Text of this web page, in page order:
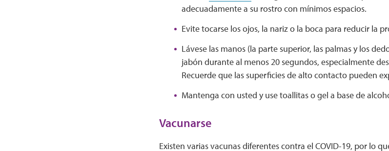
adecuadamente a su rostro con mínimos espacios.
Evite tocarse los ojos, la nariz o la boca para reducir la
Lávese las manos (la parte superior, las palmas y los
jabón durante al menos 20 segundos, especialmente
Recuerde que las superficies de alto contacto pueden
Mantenga con usted y use toallitas o gel a base de
Vacunarse
Existen varias vacunas diferentes contra el COVID-19, por lo